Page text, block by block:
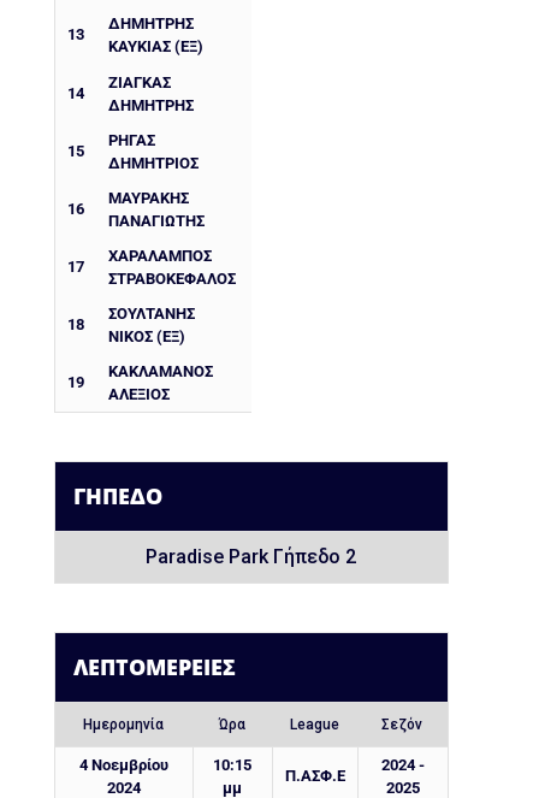
13
ΔΗΜΉΤΡΗΣ
ΚΑΥΚΙΆΣ (ΕΞ)
14
ΖΙΑΓΚΑΣ
ΔΗΜΗΤΡΗΣ
15
ΡΗΓΑΣ
ΔΗΜΗΤΡΙΟΣ
16
ΜΑΥΡΑΚΗΣ
ΠΑΝΑΓΙΩΤΗΣ
17
ΧΑΡΆΛΑΜΠΟΣ
ΣΤΡΑΒΟΚΈΦΑΛΟΣ
18
ΣΟΥΛΤΑΝΗΣ
ΝΙΚΟΣ (ΕΞ)
19
ΚΑΚΛΑΜΆΝΟΣ
ΑΛΈΞΙΟΣ
ΓΉΠΕΔΟ
Paradise Park Γήπεδο 2
ΛΕΠΤΟΜΈΡΕΙΕΣ
Ημερομηνία Ώρα League Σεζόν
4 Νοεμβρίου
2024
10:15
μμ
Π.ΑΣΦ.Ε
2024 -
2025